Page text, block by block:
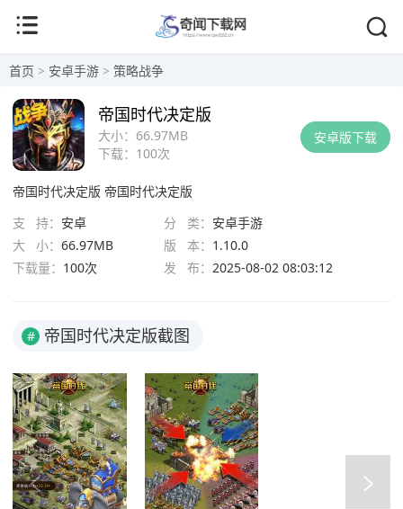
首页 > 安卓手游 > 策略战争
安卓版下载
大小： 66.97MB
下载： 100次
帝国时代决定版
帝国时代决定版 帝国时代决定版
支 持： 安卓 分 类： 安卓手游
大 小： 66.97MB 版 本： 1.10.0
下载量： 100次 发 布： 2025-08-02 08:03:12
# 帝国时代决定版截图